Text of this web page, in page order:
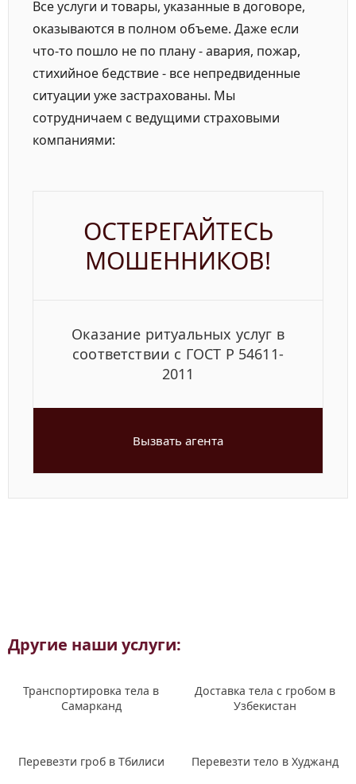
Все услуги и товары, указанные в договоре,
оказываются в полном объеме. Даже если
что-то пошло не по плану - авария, пожар,
стихийное бедствие - все непредвиденные
ситуации уже застрахованы. Мы
сотрудничаем с ведущими страховыми
компаниями:
ОСТЕРЕГАЙТЕСЬ
МОШЕННИКОВ!
Оказание ритуальных услуг в
соответствии с ГОСТ Р 54611-
2011
Вызвать агента
Другие наши услуги:
Транспортировка тела в
Самарканд
Доставка тела с гробом в
Узбекистан
Перевезти гроб в Тбилиси Перевезти тело в Худжанд